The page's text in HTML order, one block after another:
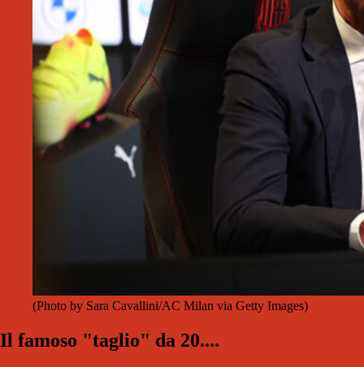
(Photo by Sara Cavallini/AC Milan via Getty Images)
Il famoso "taglio" da 20....